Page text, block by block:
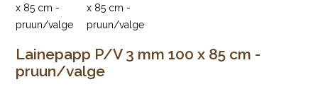
Lainepapp P/V 3 mm 100 x 85 cm -
pruun/valge